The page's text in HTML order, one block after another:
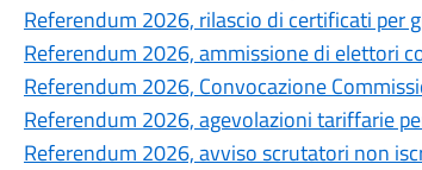
Referendum 2026, rilascio di certificati per
Referendum 2026, ammissione di elettori
Referendum 2026, Convocazione
Referendum 2026, agevolazioni tariffarie
Referendum 2026, avviso scrutatori non